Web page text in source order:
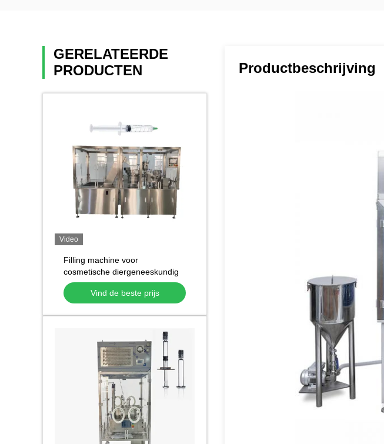
Productbeschrijving
GERELATEERDE
PRODUCTEN
Video
Filling machine voor
cosmetische diergeneeskundig
gebruik Gemakkelijk te bedienen
220V wegwerpVind de beste prijs